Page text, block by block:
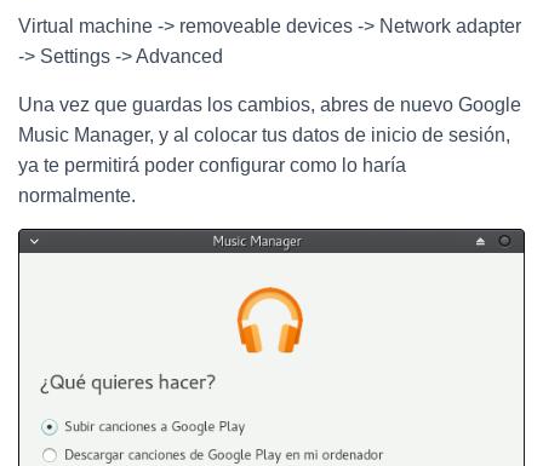
Virtual machine -> removeable devices -> Network adapter
-> Settings -> Advanced
Una vez que guardas los cambios, abres de nuevo Google
Music Manager, y al colocar tus datos de inicio de sesión,
ya te permitirá poder configurar como lo haría
normalmente.